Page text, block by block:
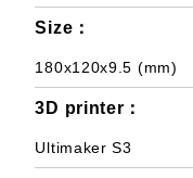
Size：
180x120x9.5 (mm)
3D printer：
Ultimaker S3